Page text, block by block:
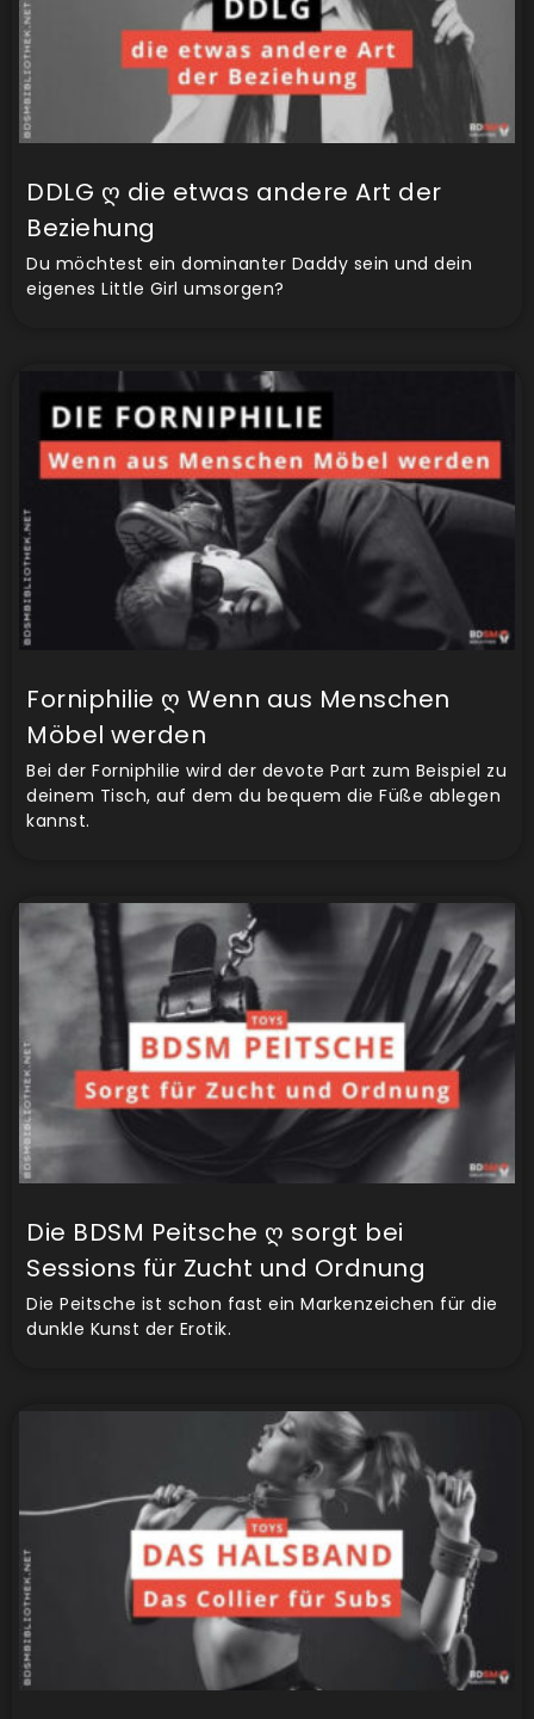
DDLG ღ die etwas andere Art der
Beziehung
Du möchtest ein dominanter Daddy sein und dein
eigenes Little Girl umsorgen?
Forniphilie ღ Wenn aus Menschen
Möbel werden
Bei der Forniphilie wird der devote Part zum Beispiel zu
deinem Tisch, auf dem du bequem die Füße ablegen
kannst.
Die BDSM Peitsche ღ sorgt bei
Sessions für Zucht und Ordnung
Die Peitsche ist schon fast ein Markenzeichen für die
dunkle Kunst der Erotik.